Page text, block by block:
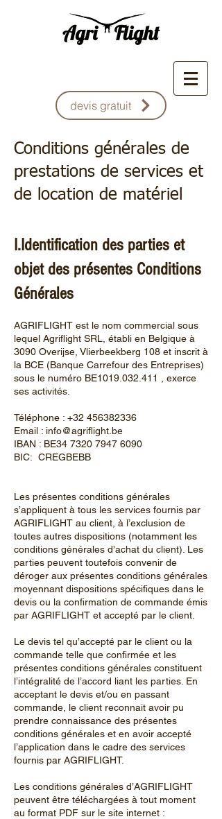
devis gratuit
Conditions générales de
prestations de services et
de location de matériel
I.Identification des parties et
objet des présentes Conditions
Générales
AGRIFLIGHT est le nom commercial sous
lequel Agriflight SRL, établi en Belgique à
3090 Overijse, Vlierbeekberg 108 et inscrit à
la BCE (Banque Carrefour des Entreprises)
sous le numéro BE1019.032.411 , exerce
ses activités.
Téléphone : +32 456382336
Email : info@agriflight.be
IBAN : BE34 7320 7947 6090
BIC: CREGBEBB
Les présentes conditions générales
s’appliquent à tous les services fournis par
AGRIFLIGHT au client, à l’exclusion de
toutes autres dispositions (notamment les
conditions générales d’achat du client). Les
parties peuvent toutefois convenir de
déroger aux présentes conditions générales
moyennant dispositions spécifiques dans le
devis ou la confirmation de commande émis
par AGRIFLIGHT et accepté par le client.
Le devis tel qu’accepté par le client ou la
commande telle que confirmée et les
présentes conditions générales constituent
l’intégralité de l’accord liant les parties. En
acceptant le devis et/ou en passant
commande, le client reconnait avoir pu
prendre connaissance des présentes
conditions générales et en avoir accepté
l’application dans le cadre des services
fournis par AGRIFLIGHT.
Les conditions générales d’AGRIFLIGHT
peuvent être téléchargées à tout moment
au format PDF sur le site internet :